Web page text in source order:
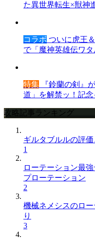
た異世界転生×獣神
コラボ ついに虎王
で「魔神英雄伝ワ
特集 『鈴蘭の剣』
道」を解禁ッ！記
攻略記事ランキング
ギルタブルルの評
1
ローテーション最
プローテーション
2
機械ネメシスのロ
り
3